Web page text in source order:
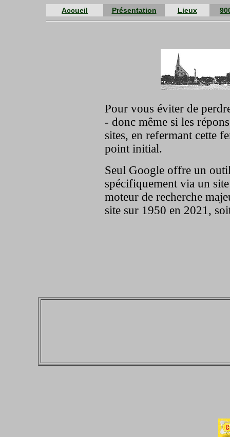
Accueil Présentation Lieux
Pour vous éviter de
- donc même si les
sites, en refermant cette
point initial.
Seul Google offre un
spécifiquement via un
moteur de recherche
site sur 1950 en 2021,